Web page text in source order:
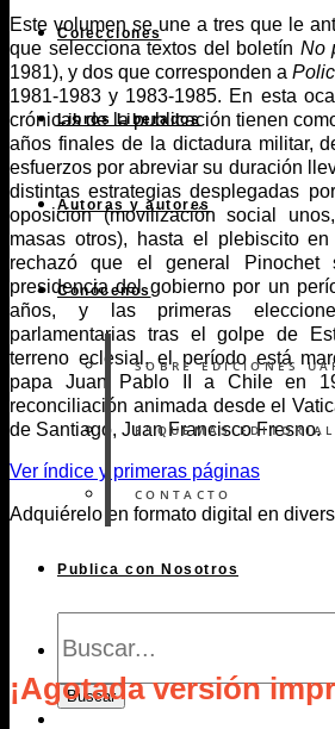
Colecciones
Libros Liberados
Autoras y autores
Conócenos
SOBRE EDICIONES
ESQUEMAS
CONTACTO
Publica con Nosotros
de
Buscar
Este volumen se une a tres que le
que selecciona textos del boletín No
1981), y dos que corresponden a
1981-1983 y 1983-1985. En esta
crónicas de la publicación tienen
años finales de la dictadura militar,
esfuerzos por abreviar su duración
distintas estrategias desplegadas
oposición (movilización social
masas otros), hasta el plebiscito
rechazó que el general Pinochet
presidencia del gobierno por un
años, y las primeras
parlamentarias tras el golpe de
terreno eclesial, el período está
papa Juan Pablo II a Chile en
reconciliación animada desde el
de Santiago, Juan Francisco Fresno.
Ver índice y primeras páginas
Adquiérelo en formato digital en
¡Agotada versión